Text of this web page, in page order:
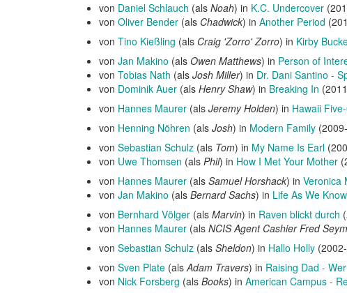
von Daniel Schlauch (als Noah) in K.C. Undercover
von Oliver Bender (als Chadwick) in Another Period
von Tino Kießling (als Craig 'Zorro' Zorro) in Kirby
von Jan Makino (als Owen Matthews) in Person of
von Tobias Nath (als Josh Miller) in Dr. Dani Santino -
von Dominik Auer (als Henry Shaw) in Breaking In
von Hannes Maurer (als Jeremy Holden) in Hawaii
von Henning Nöhren (als Josh) in Modern Family
von Sebastian Schulz (als Tom) in My Name Is Earl
von Uwe Thomsen (als Phil) in How I Met Your Mother
von Hannes Maurer (als Samuel Horshack) in Veronica
von Jan Makino (als Bernard Sachs) in Life As We
von Bernhard Völger (als Marvin) in Raven blickt durch
von Hannes Maurer (als NCIS Agent Cashier Fred
von Sebastian Schulz (als Sheldon) in Hallo Holly
von Sven Plate (alsAdam Travers) in Raising Dad -
von Nick Forsberg (als Books) in American Campus -